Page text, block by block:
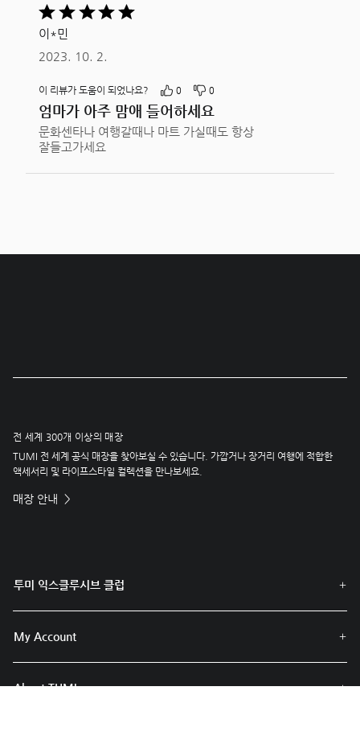
5
중
5평가됨
이*민
2023. 10. 2.
이 리뷰가 도움이 되었나요? 0 0
엄마가 아주 맘애 들어하세요
문화센타나 여행갈때나 마트 가실때도 항상
잘들고가세요
전 세계 300개 이상의 매장
TUMI 전 세계 공식 매장을 찾아보실 수 있습니다. 가깝거나 장거리 여행에 적합한
액세서리 및 라이프스타일 컬렉션을 만나보세요.
매장 안내
투미 익스클루시브 클럽
My Account
About TUMI